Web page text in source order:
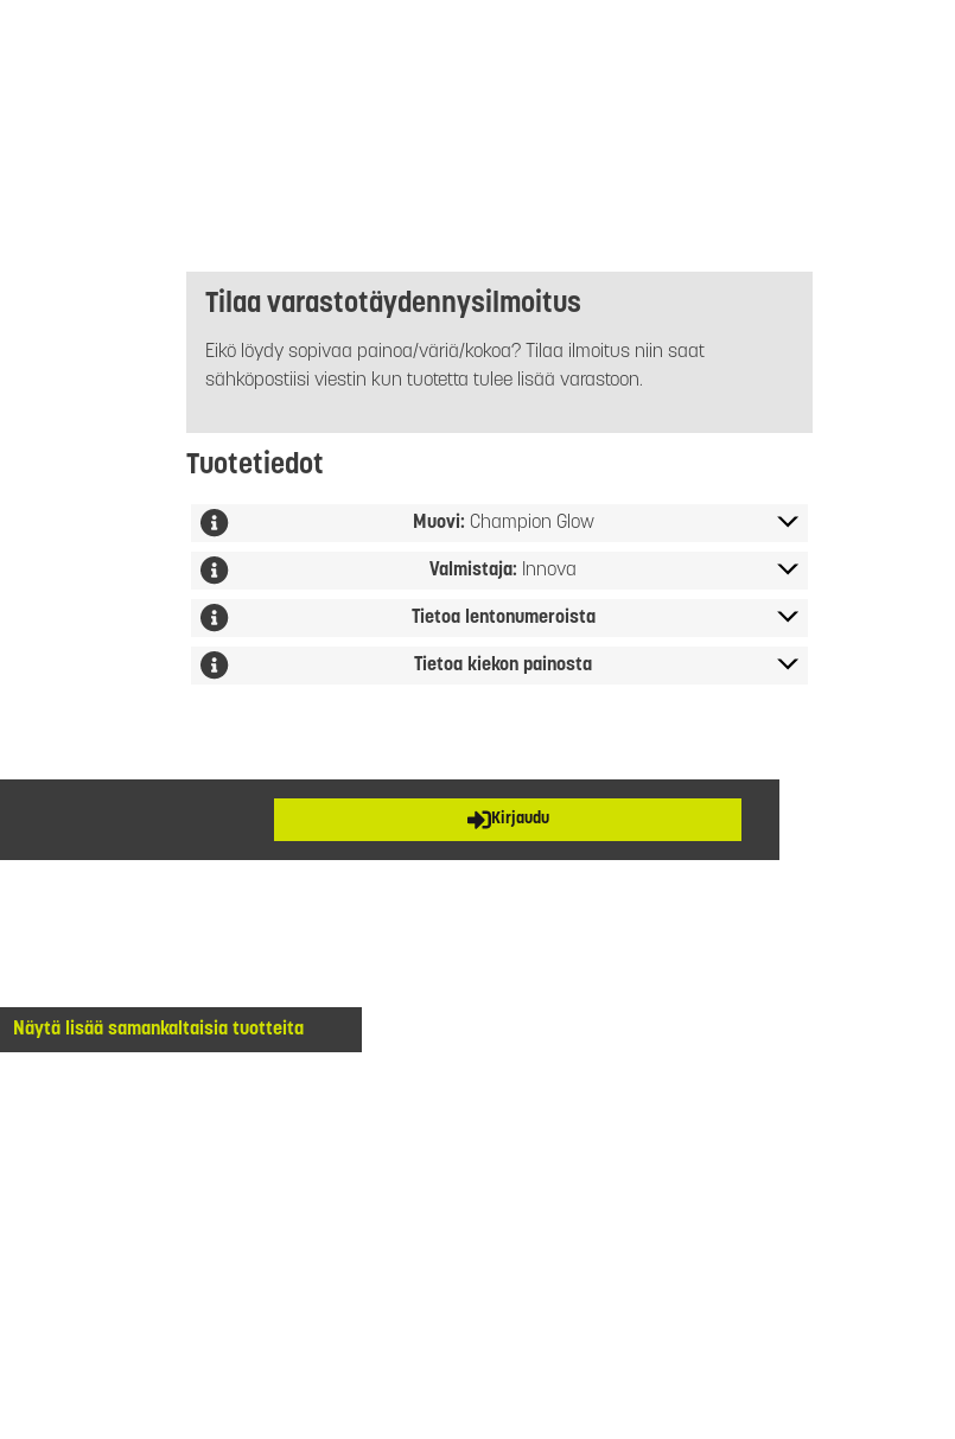
Tilaa varastotäydennysilmoitus
Eikö löydy sopivaa painoa/väriä/kokoa? Tilaa ilmoitus niin saat
sähköpostiisi viestin kun tuotetta tulee lisää varastoon.
Tuotetiedot
Muovi: Champion Glow
Valmistaja: Innova
Tietoa lentonumeroista
Tietoa kiekon painosta
Kirjaudu
Näytä lisää samankaltaisia tuotteita